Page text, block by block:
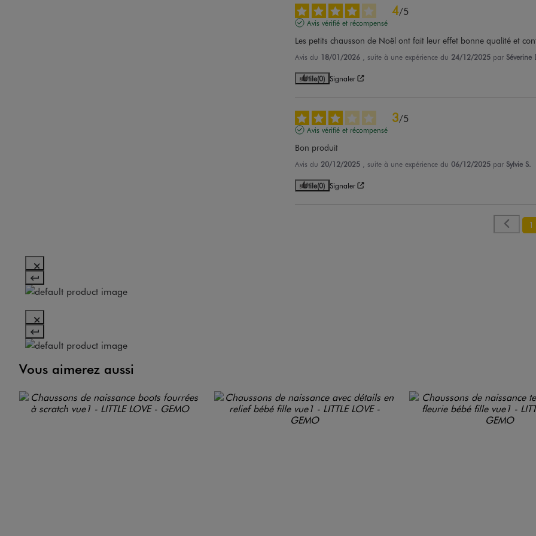
4/5
Avis vérifié et récompensé
Les petits chausson de Noël ont fait leur effet bonne qualité et
Avis du 18/01/2026 , suite à une expérience du 24/12/2025 par Séverine
Utile(0) Signaler
3/5
Avis vérifié et récompensé
Bon produit
Avis du 20/12/2025 , suite à une expérience du 06/12/2025 par Sylvie S.
Utile(0) Signaler
1
Vous aimerez aussi